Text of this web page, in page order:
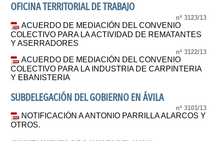
OFICINA TERRITORIAL DE TRABAJO
nº 3123/13
ACUERDO DE MEDIACIÓN DEL CONVENIO
COLECTIVO PARA LA ACTIVIDAD DE REMATANTES
Y ASERRADORES
nº 3122/13
ACUERDO DE MEDIACIÓN DEL CONVENIO
COLECTIVO PARA LA INDUSTRIA DE CARPINTERIA
Y EBANISTERIA
SUBDELEGACIÓN DEL GOBIERNO EN ÁVILA
nº 3101/13
NOTIFICACIÓN A ANTONIO PARRILLA ALARCOS Y
OTROS.